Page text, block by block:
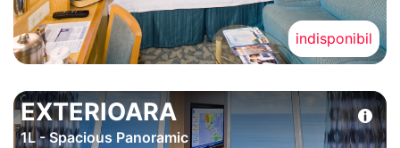
indisponibil
EXTERIOARA
1L - Spacious Panoramic